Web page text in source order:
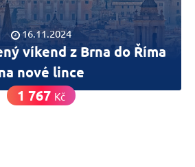
16.11.2024
víkend z Brna do Říma
nové lince
1 767 Kč